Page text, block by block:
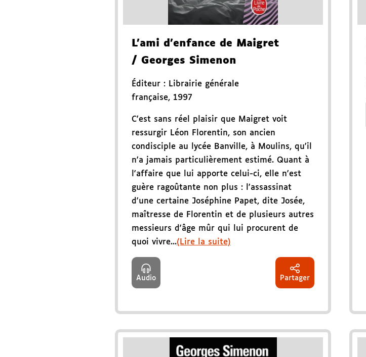
L'ami d'enfance de Maigret
/ Georges Simenon
Éditeur : Librairie générale
française, 1997
C'est sans réel plaisir que Maigret voit
ressurgir Léon Florentin, son ancien
condisciple au lycée Banville, à Moulins, qu'il
n'a jamais particulièrement estimé. Quant à
l'affaire que lui apporte celui-ci, elle n'est
guère ragoûtante non plus : l'assassinat
d'une certaine Joséphine Papet, dite Josée,
maîtresse de Florentin et de plusieurs autres
messieurs d'âge mûr qui lui procurent de
quoi vivre...(Lire la suite)
Audio Partager